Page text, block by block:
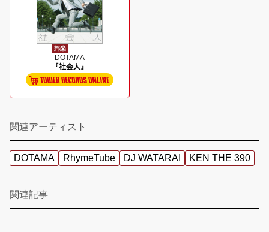
邦楽
DOTAMA
『社会人』
関連アーティスト
DOTAMA RhymeTube DJ WATARAI KEN THE 390
関連記事